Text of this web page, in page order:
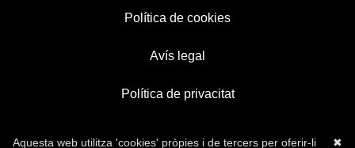
Política de cookies
Avís legal
Política de privacitat
✖
Aquesta web utilitza 'cookies' pròpies i de tercers per oferir-li